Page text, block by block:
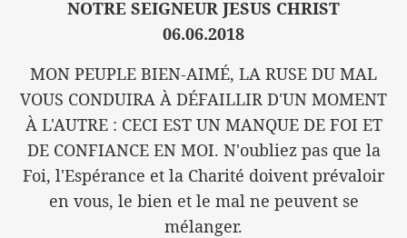
NOTRE SEIGNEUR JESUS CHRIST
06.06.2018
MON PEUPLE BIEN-AIMÉ, LA RUSE DU MAL
VOUS CONDUIRA À DÉFAILLIR D'UN MOMENT
À L'AUTRE : CECI EST UN MANQUE DE FOI ET
DE CONFIANCE EN MOI. N'oubliez pas que la
Foi, l'Espérance et la Charité doivent prévaloir
en vous, le bien et le mal ne peuvent se
mélanger.